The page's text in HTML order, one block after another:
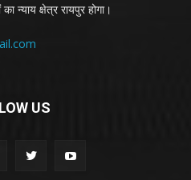
न्याय क्षेत्र रायपुर होगा।
US